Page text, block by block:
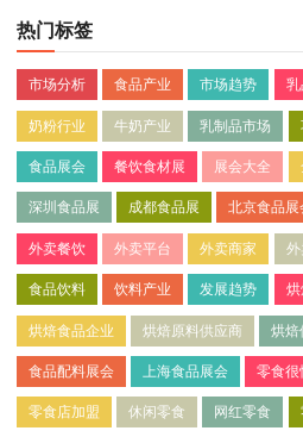
热门标签
市场分析 食品产业 市场趋势 乳
奶粉行业 牛奶产业 乳制品市场
食品展会 餐饮食材展 展会大全
深圳食品展 成都食品展 北京食品展
外卖餐饮 外卖平台 外卖商家 外
食品饮料 饮料产业 发展趋势 烘
烘焙食品企业 烘焙原料供应商 烘焙
食品配料展会 上海食品展会 零食很
零食店加盟 休闲零食 网红零食